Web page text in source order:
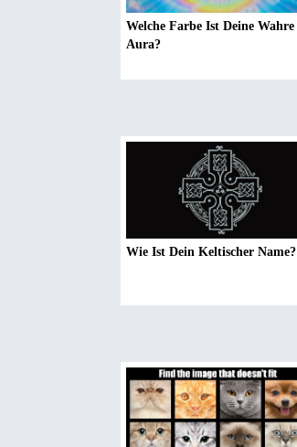
Welche Farbe Ist Deine Wahre
Aura?
Wie Ist Dein Keltischer Name?